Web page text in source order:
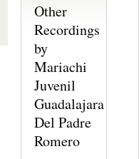
Other
Recordings
by
Mariachi
Juvenil
Guadalajara
Del Padre
Romero